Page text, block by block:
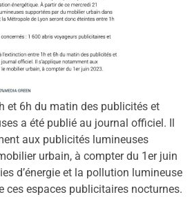
et 6h du matin des publicités et
a été publié au journal officiel. Il
aux publicités lumineuses
urbain, à compter du 1er juin
d’énergie et la pollution lumineuse
ces espaces publicitaires nocturnes.